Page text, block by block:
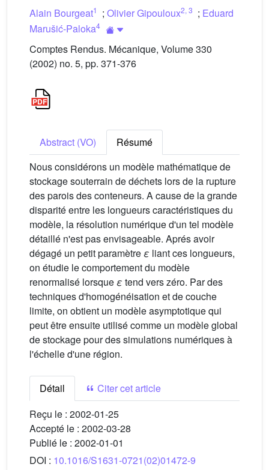
Alain Bourgeat1 ; Olivier Gipouloux2, 3 ; Eduard
Marušić-Paloka4
Comptes Rendus. Mécanique, Volume 330
(2002) no. 5, pp. 371-376
Abstract (VO)
Résumé
Nous considérons un modèle mathématique de
stockage souterrain de déchets lors de la rupture
des parois des conteneurs. A cause de la grande
disparité entre les longueurs caractéristiques du
modèle, la résolution numérique d'un tel modèle
détaillé n'est pas envisageable. Aprés avoir
dégagé un petit paramètre ε liant ces longueurs,
on étudie le comportement du modèle
renormalisé lorsque ε tend vers zéro. Par des
techniques d'homogénéisation et de couche
limite, on obtient un modèle asymptotique qui
peut être ensuite utilisé comme un modèle global
de stockage pour des simulations numériques à
l'échelle d'une région.
Détail
Citer cet article
Reçu le : 2002-01-25
Accepté le : 2002-03-28
Publié le : 2002-01-01
DOI : 10.1016/S1631-0721(02)01472-9